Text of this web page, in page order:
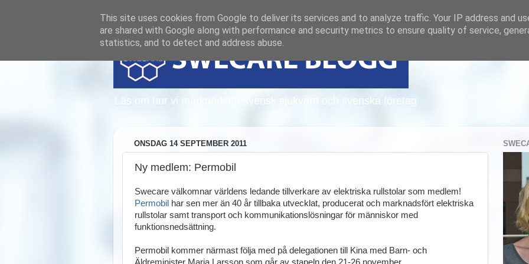
Läs om hur vi marknadsför svensk sjukvård och svenska företag
ONSDAG 14 SEPTEMBER 2011
Ny medlem: Permobil
Swecare välkomnar världens ledande tillverkare av elektriska rullstolar som medlem!
Permobil har sen mer än 40 år tillbaka utvecklat, producerat och marknadsfört elektriska
rullstolar samt transport och kommunikationslösningar för människor med
funktionsnedsättning.
Permobil kommer närmast följa med på delegationen till Kina med Barn- och
Äldreminister Maria Larsson som går av stapeln den 21-26 november.
This site uses cookies from Google to deliver its services and to analyze traffic. Your IP address and
are shared with Google along with performance and security metrics to ensure quality of service,
statistics, and to detect and address abuse.